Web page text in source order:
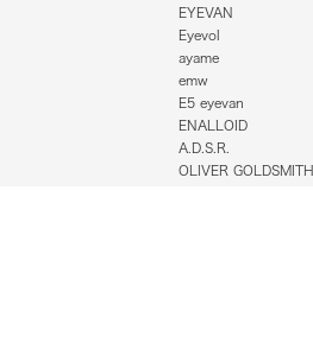
EYEVAN
Eyevol
ayame
emw
E5 eyevan
ENALLOID
A.D.S.R.
OLIVER GOLDSMITH